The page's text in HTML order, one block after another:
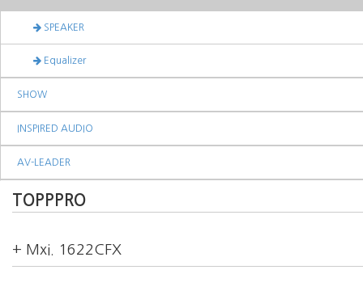
SPEAKER
Equalizer
SHOW
INSPIRED AUDIO
AV-LEADER
TOPPPRO
+ Mxi. 1622CFX